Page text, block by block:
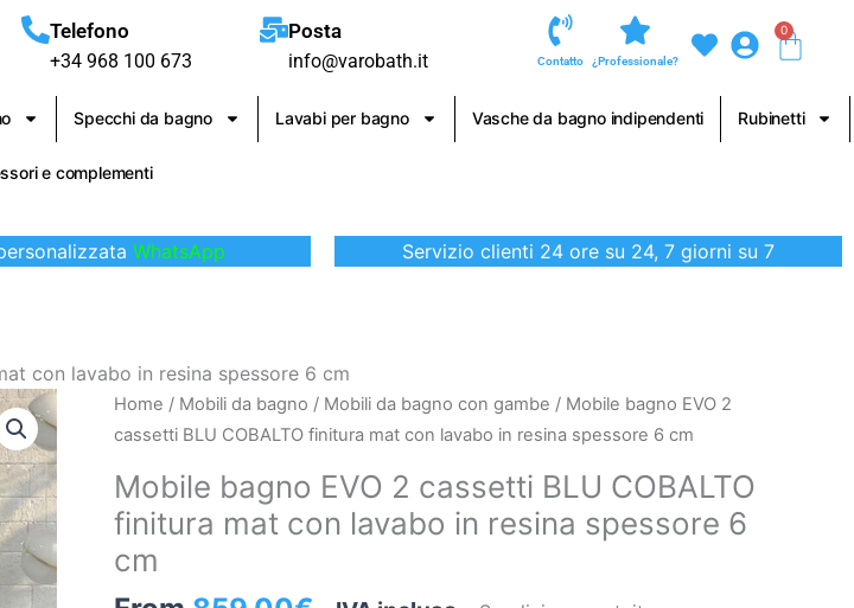
Telefono
+34 968 100 673
Posta
info@varobath.it Contatto ¿Professionale?
0
Specchi da bagno Lavabi per bagno Vasche da bagno indipendenti Rubinetti
e complementi
WhatsApp Servizio clienti 24 ore su 24, 7 giorni su 7
con lavabo in resina spessore 6 cm
Home / Mobili da bagno / Mobili da bagno con gambe / Mobile bagno EVO 2
cassetti BLU COBALTO finitura mat con lavabo in resina spessore 6 cm
Mobile bagno EVO 2 cassetti BLU COBALTO
finitura mat con lavabo in resina spessore 6
cm
Mobile
bagno
2
cassetti
BLU